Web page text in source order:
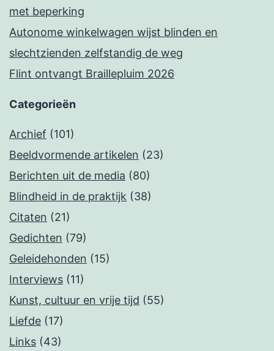
met beperking
Autonome winkelwagen wijst blinden en
slechtzienden zelfstandig de weg
Flint ontvangt Braillepluim 2026
Categorieën
Archief (101)
Beeldvormende artikelen (23)
Berichten uit de media (80)
Blindheid in de praktijk (38)
Citaten (21)
Gedichten (79)
Geleidehonden (15)
Interviews (11)
Kunst, cultuur en vrije tijd (55)
Liefde (17)
Links (43)